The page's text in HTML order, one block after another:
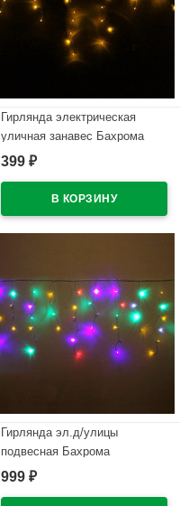
Гирлянда электрическая
уличная занавес Бахрома
3*0,4/0,6м 100LED цвет
арт.196-132
399 ₽
Гирлянда эл.д/улицы
подвесная Бахрома
5*0,4/0,6м 180LED (св.провод)
999 ₽